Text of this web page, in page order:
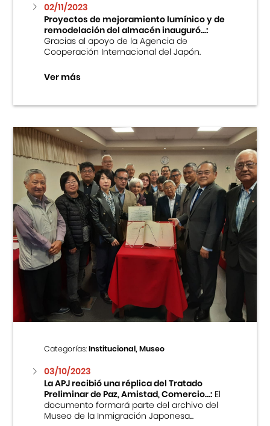
02/11/2023
Proyectos de mejoramiento lumínico y de
remodelación del almacén inauguró...:
Gracias al apoyo de la Agencia de
Cooperación Internacional del Japón.
Ver más
Categorías:Institucional, Museo
03/10/2023
La APJ recibió una réplica del Tratado
Preliminar de Paz, Amistad, Comercio...:El
documento formará parte del archivo del
Museo de la Inmigración Japonesa...